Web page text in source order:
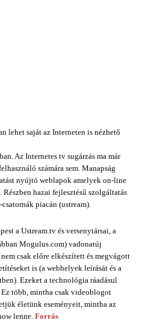
lehet saját az Interneten is nézhető
Az Internetes tv sugárzás ma már
számára sem. Manapság
nyújtó weblapok amelyek on-line
hazai fejlesztésű szolgáltatás
piacán (ustream).
a Ustream.tv és versenytársai, a
Mogulus.com) vadonatúj
csak előre elkészített és megvágott
is (a webhelyek leírását és a
Ezeket a technológia ráadásul
több, mintha csak videoblogot
életünk eseményeit, mintha az
lenne. Forrás